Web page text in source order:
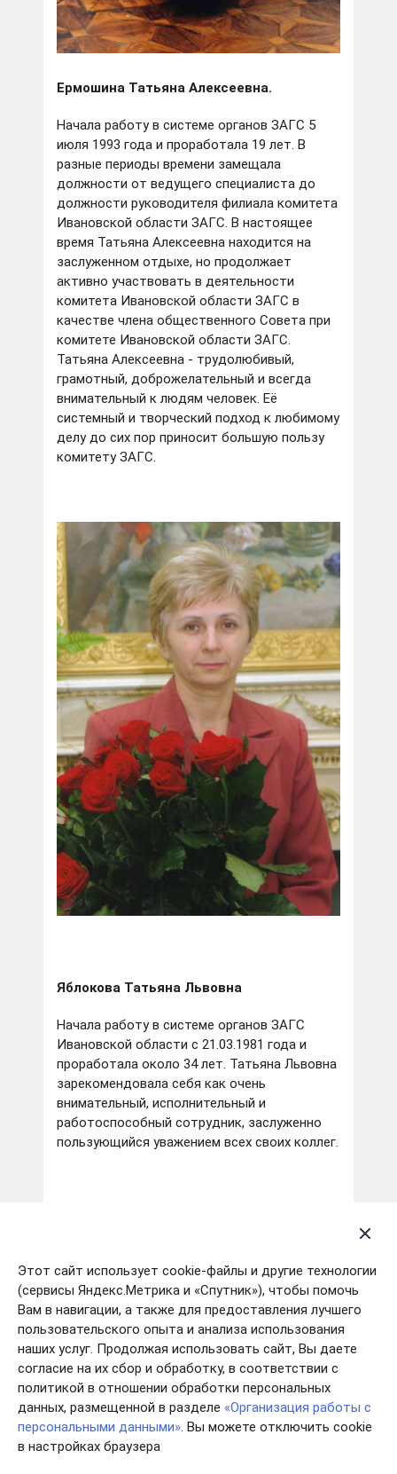
Этот сайт использует cookie-файлы и другие технологии
(сервисы Яндекс.Метрика и «Спутник»), чтобы помочь
Вам в навигации, а также для предоставления лучшего
пользовательского опыта и анализа использования
наших услуг. Продолжая использовать сайт, Вы даете
согласие на их сбор и обработку, в соответствии с
политикой в отношении обработки персональных
данных, размещенной в разделе «Организация работы с
персональными данными». Вы можете отключить cookie
в настройках браузера
Ермошина Татьяна Алексеевна.
Начала работу в системе органов ЗАГС 5
июля 1993 года и проработала 19 лет. В
разные периоды времени замещала
должности от ведущего специалиста до
должности руководителя филиала комитета
Ивановской области ЗАГС. В настоящее
время Татьяна Алексеевна находится на
заслуженном отдыхе, но продолжает
активно участвовать в деятельности
комитета Ивановской области ЗАГС в
качестве члена общественного Совета при
комитете Ивановской области ЗАГС.
Татьяна Алексеевна - трудолюбивый,
грамотный, доброжелательный и всегда
внимательный к людям человек. Её
системный и творческий подход к любимому
делу до сих пор приносит большую пользу
комитету ЗАГС.
Яблокова Татьяна Львовна
Начала работу в системе органов ЗАГС
Ивановской области с 21.03.1981 года и
проработала около 34 лет. Татьяна Львовна
зарекомендовала себя как очень
внимательный, исполнительный и
работоспособный сотрудник, заслуженно
пользующийся уважением всех своих коллег.